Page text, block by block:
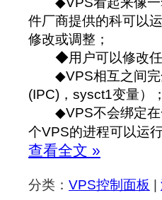
件厂商提供的科可以
修改或调整；
◆用户可以修改任
◆VPS相互之间完
(IPC)，sysct1变量）；
◆VPS不会绑定在
个VPS的进程可以运
查看全文 »
分类： VPS控制面板